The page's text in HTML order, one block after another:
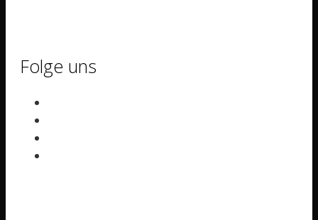
Folge uns